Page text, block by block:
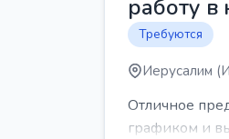
работу
Требуются
Иерусалим
Отличное
графиком и